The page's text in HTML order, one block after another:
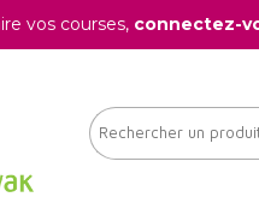
vos courses, connectez-